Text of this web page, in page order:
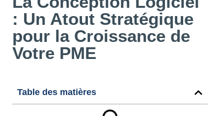
: Un Atout Stratégique
pour la Croissance de
Votre PME
Table des matières